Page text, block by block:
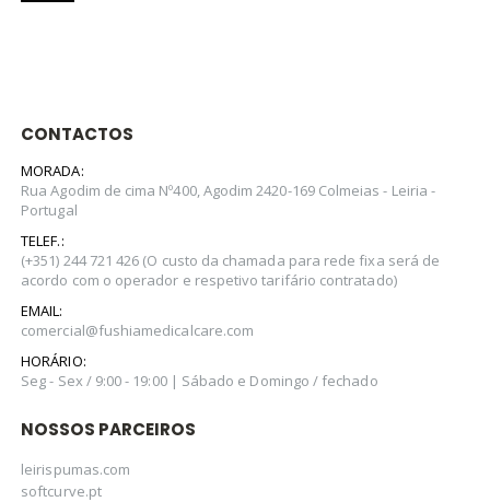
CONTACTOS
MORADA:
Rua Agodim de cima Nº400, Agodim 2420-169 Colmeias - Leiria -
Portugal
TELEF.:
(+351) 244 721 426 (O custo da chamada para rede fixa será de
acordo com o operador e respetivo tarifário contratado)
EMAIL:
comercial@fushiamedicalcare.com
HORÁRIO:
Seg - Sex / 9:00 - 19:00 | Sábado e Domingo / fechado
NOSSOS PARCEIROS
leirispumas.com
softcurve.pt